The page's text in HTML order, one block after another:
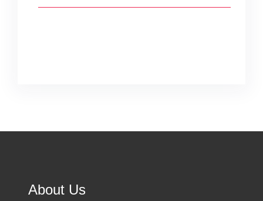
About Us